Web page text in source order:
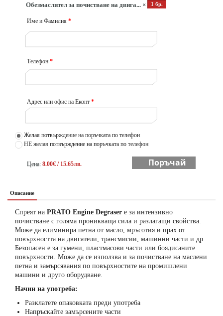
Обезмаслител за почистване на двига... × 1 бр.
Име и Фамилия *
Телефон *
Адрес или офис на Еконт *
Желая потвърждение на поръчката по телефон
НЕ желая потвърждение на поръчката по телефон
Цена: 8.00€ / 15.65лв. Поръчай
Описание
Спреят на PRATO Engine Degraser e за интензивно
почистване с голяма проникваща сила и разлагащи свойства.
Може да елиминира петна от масло, мръсотия и прах от
повърхността на двигатели, трансмисии, машинни части и др.
Безопасен е за гумени, пластмасови части или боядисаните
повърхности. Може да се използва и за почистване на маслени
петна и замърсявания по повърхностите на промишлени
машини и друго оборудване.
Начин на употреба:
Разклатете опаковката преди употреба
Напръскайте замърсените части